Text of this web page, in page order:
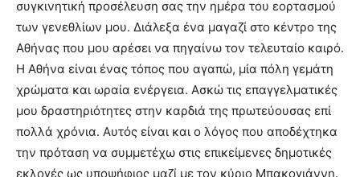
συγκινητική προσέλευση σας την ημέρα του εορτασμού
των γενεθλίων μου. Διάλεξα ένα μαγαζί στο κέντρο της
Αθήνας που μου αρέσει να πηγαίνω τον τελευταίο καιρό.
Η Αθήνα είναι ένας τόπος που αγαπώ, μία πόλη γεμάτη
χρώματα και ωραία ενέργεια. Ασκώ τις επαγγελματικές
μου δραστηριότητες στην καρδιά της πρωτεύουσας επί
πολλά χρόνια. Αυτός είναι και ο λόγος που αποδέχτηκα
την πρόταση να συμμετέχω στις επικείμενες δημοτικές
εκλογές ως υποψήφιος μαζί με τον κύριο Μπακογιάννη.